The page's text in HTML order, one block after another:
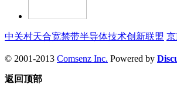
中关村天合宽禁带半导体技术创新联盟 京
© 2001-2013 Comsenz Inc. Powered by
返回顶部